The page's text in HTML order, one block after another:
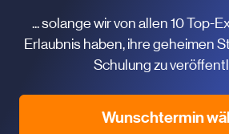
... solange wir von allen 10 Top-
Erlaubnis haben, ihre geheimen
Schulung zu
Wunschtermin